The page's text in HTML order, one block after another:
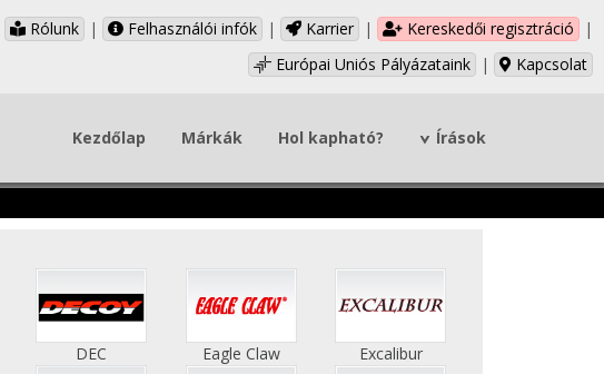
Rólunk | Felhasználói infók | Karrier | Kereskedői regisztráció
|
Európai Uniós Pályázataink
| Kapcsolat
Kezdőlap Márkák Hol kapható? Írások
DEC Eagle Claw Excalibur